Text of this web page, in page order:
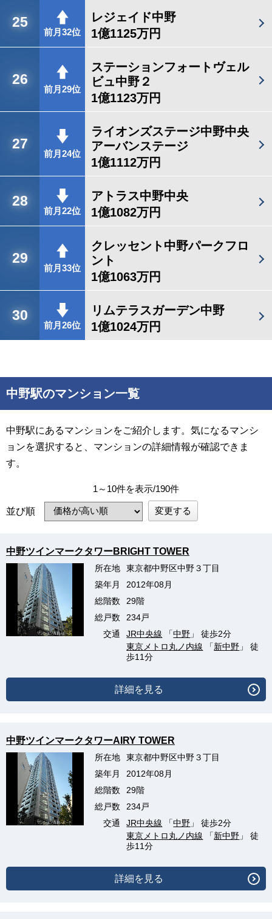
25
前月32位
レジェイド中野
1億1125万円
26
前月29位
ステーションフォートヴェル
ビュ中野２
1億1123万円
27
前月24位
ライオンズステージ中野中央
アーバンステージ
1億1112万円
28
前月22位
アトラス中野中央
1億1082万円
29
前月33位
クレッセント中野パークフロ
ント
1億1063万円
30
前月26位
リムテラスガーデン中野
1億1024万円
中野駅のマンション一覧
中野駅にあるマンションをご紹介します。気になるマンシ
ョンを選択すると、マンションの詳細情報が確認できま
す。
1～10件を表示/190件
並び順 変更する
中野ツインマークタワーBRIGHT TOWER
所在地
東京都中野区中野３丁目
築年月
2012年08月
総階数
29階
総戸数
234戸
交通
JR中央線 「中野 」 徒歩2分
東京メトロ丸ノ内線 「新中野 」 徒
歩11分
詳細を見る
中野ツインマークタワーAIRY TOWER
所在地
東京都中野区中野３丁目
築年月
2012年08月
総階数
29階
総戸数
234戸
交通
JR中央線 「中野 」 徒歩2分
東京メトロ丸ノ内線 「新中野 」 徒
歩11分
詳細を見る